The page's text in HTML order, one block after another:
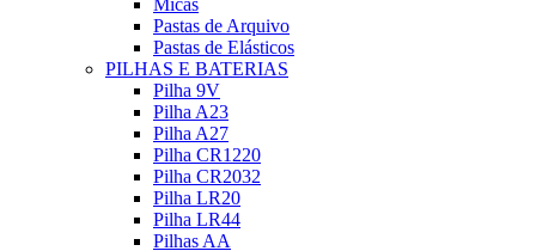
Pastas de Arquivo
Pastas de Elásticos
PILHAS E BATERIAS
Pilha 9V
Pilha A23
Pilha A27
Pilha CR1220
Pilha CR2032
Pilha LR20
Pilha LR44
Pilhas AA